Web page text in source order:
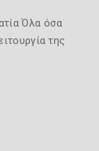
Όλα όσα
της